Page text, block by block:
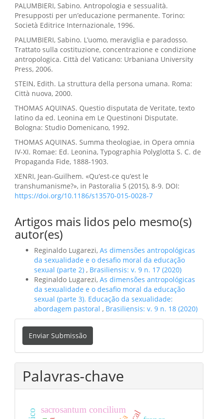
PALUMBIERI, Sabino. Antropologia e sessualità.
Presupposti per un’educazione permanente. Torino:
Società Editrice Internazionale, 1996.
PALUMBIERI, Sabino. L’uomo, meraviglia e paradosso.
Trattato sulla costituzione, concentrazione e condizione
antropologica. Città del Vaticano: Urbaniana University
Press, 2006.
STEIN, Edith. La struttura della persona umana. Roma:
Città nuova, 2000.
THOMAS AQUINAS. Questio disputata de Veritate, texto
latino da ed. Leonina em Le Questinoni Disputate.
Bologna: Studio Domenicano, 1992.
THOMAS AQUINAS. Summa theologiae, in Opera omnia
IV-XI. Romae: Ed. Leonina, Typographia Polyglotta S. C. de
Propaganda Fide, 1888-1903.
XENRI, Jean-Guilhem. «Qu’est-ce qu’est le
transhumanisme?», in Pastoralia 5 (2015), 8-9. DOI:
https://doi.org/10.1186/s13570-015-0028-7
Artigos mais lidos pelo mesmo(s)
autor(es)
Reginaldo Lugarezi, As dimensões antropológicas
da sexualidade e o desafio moral da educação
sexual (parte 2) , Brasiliensis: v. 9 n. 17 (2020)
Reginaldo Lugarezi, As dimensões antropológicas
da sexualidade e o desafio moral da educação
sexual (parte 3). Educação da sexualidade:
abordagem pastoral , Brasiliensis: v. 9 n. 18 (2020)
Enviar
Submissão
Enviar Submissão
Palavras-chave
sacrosantum concilium